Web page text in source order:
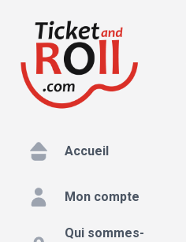
Accueil
Mon compte
Qui sommes-